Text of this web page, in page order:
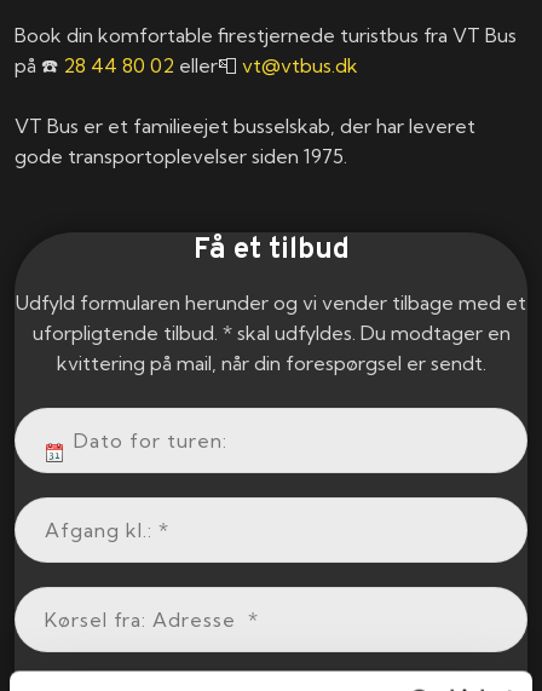
Book din komfortable firestjernede turistbus fra VT Bus
på ☎️ 28 44 80 02 eller📮vt@vtbus.dk
VT Bus er et familieejet busselskab, der har leveret
gode transportoplevelser siden 1975.
Få et tilbud
Udfyld formularen herunder og vi vender tilbage med et
uforpligtende tilbud. * skal udfyldes. Du modtager en
kvittering på mail, når din forespørgsel er sendt.